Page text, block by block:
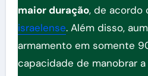
maior duração, de acordo
israelense. Além disso,
armamento em somente
capacidade de manobrar